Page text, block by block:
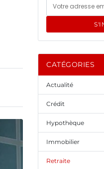
CATÉGORIES
Actualité
Crédit
Hypothèque
Immobilier
Retraite